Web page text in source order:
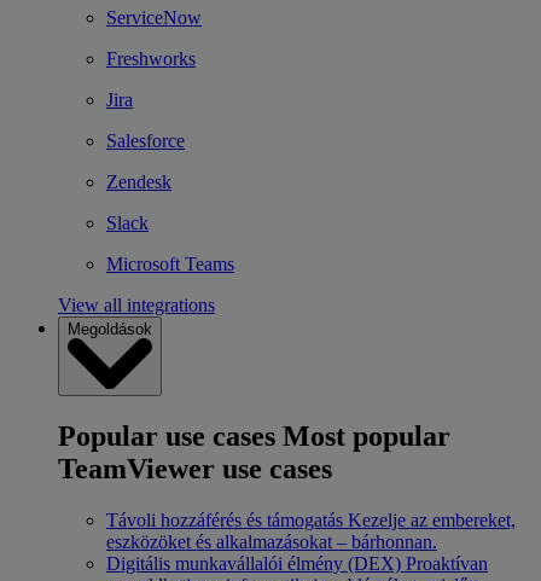
ServiceNow
Freshworks
Jira
Salesforce
Zendesk
Slack
Microsoft Teams
View all integrations
Megoldások
Popular use cases Most popular
TeamViewer use cases
Távoli hozzáférés és támogatás Kezelje az embereket,
eszközöket és alkalmazásokat – bárhonnan.
Digitális munkavállalói élmény (DEX) Proaktívan